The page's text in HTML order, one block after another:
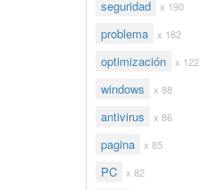
seguridad x 190
problema x 182
optimización x 122
windows x 88
antivirus x 86
pagina x 85
PC x 82